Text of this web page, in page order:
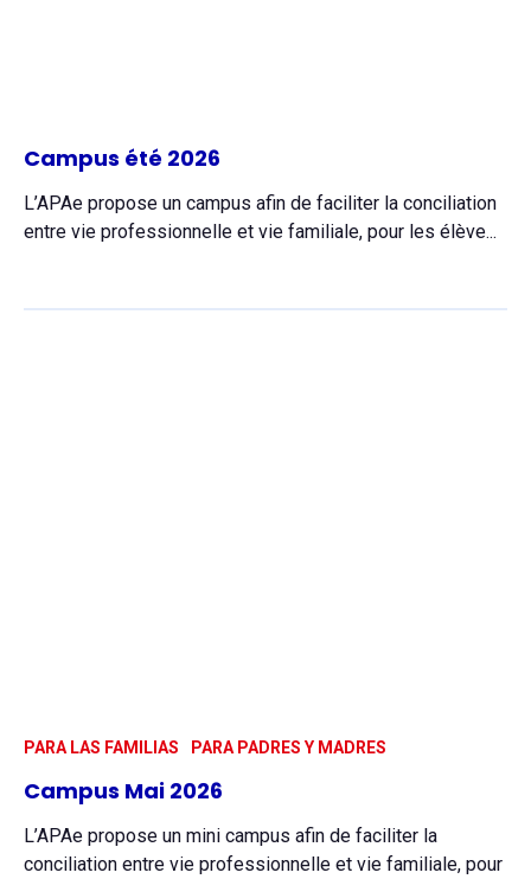
Campus été 2026
L’APAe propose un campus afin de faciliter la conciliation
entre vie professionnelle et vie familiale, pour les élève...
PARA LAS FAMILIAS PARA PADRES Y MADRES
Campus Mai 2026
L’APAe propose un mini campus afin de faciliter la
conciliation entre vie professionnelle et vie familiale, pour